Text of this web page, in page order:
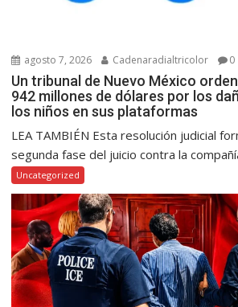
agosto 7, 2026 Cadenaradialtricolor 0
Un tribunal de Nuevo México
942 millones de dólares por los
los niños en sus plataformas
LEA TAMBIÉN Esta resolución judicial
segunda fase del juicio contra la
Uncategorized